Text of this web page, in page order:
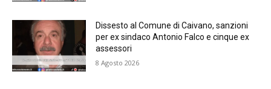
Dissesto al Comune di Caivano, sanzioni
per ex sindaco Antonio Falco e cinque ex
assessori
8 Agosto 2026